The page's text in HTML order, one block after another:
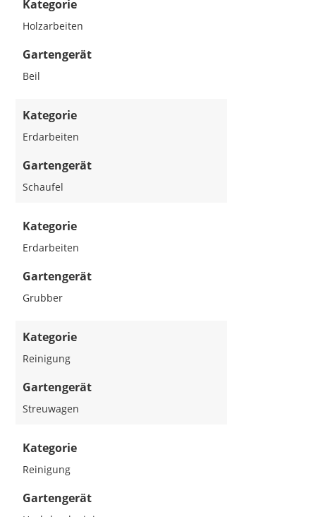
Kategorie
Holzarbeiten
Gartengerät
Beil
Kategorie
Erdarbeiten
Gartengerät
Schaufel
Kategorie
Erdarbeiten
Gartengerät
Grubber
Kategorie
Reinigung
Gartengerät
Streuwagen
Kategorie
Reinigung
Gartengerät